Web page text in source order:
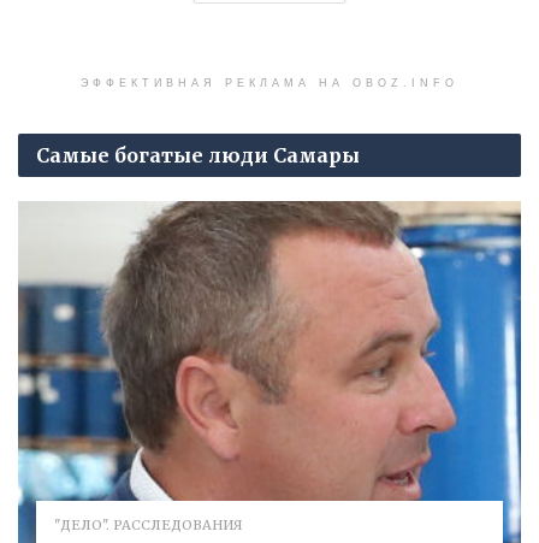
ЭФФЕКТИВНАЯ РЕКЛАМА НА OBOZ.INFO
Самые богатые люди Самары
"ДЕЛО". РАССЛЕДОВАНИЯ